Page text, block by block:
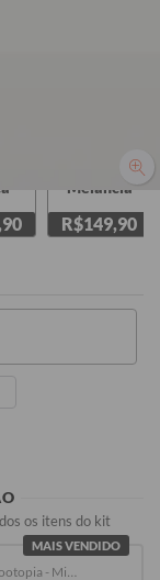
com canudo
Melancia
R$149,90
os itens do kit
MAIS VENDIDO